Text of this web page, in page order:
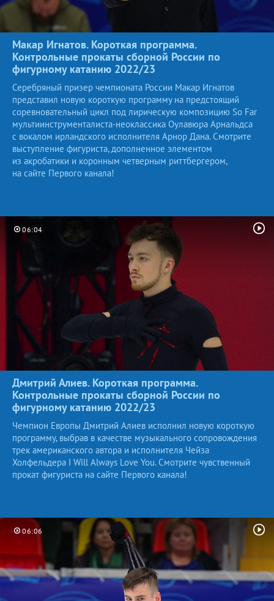
Макар Игнатов. Короткая программа.
Контрольные прокаты сборной России по
фигурному катанию 2022/23
Серебряный призер чемпионата России Макар Игнатов
представил новую короткую программу на предстоящий
соревновательный цикл под лирическую композицию So Far
мультиинструменталиста-неоклассика Оулавюра Арнальдса
с вокалом ирландского исполнителя Арнор Дана. Смотрите
выступление фигуриста, дополненное элементом
из акробатики и коронным четверным риттбергером,
на сайте Первого канала!
06:04
Дмитрий Алиев. Короткая программа.
Контрольные прокаты сборной России по
фигурному катанию 2022/23
Чемпион Европы Дмитрий Алиев исполнил новую короткую
программу, выбрав в качестве музыкального сопровождения
трек американского автора и исполнителя Чейза
Холфельдера I Will Always Love You. Смотрите чувственный
прокат фигуриста на сайте Первого канала!
06:06